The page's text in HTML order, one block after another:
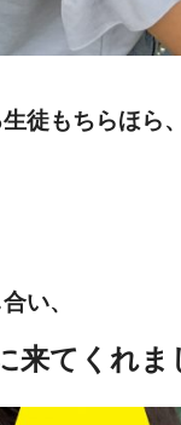
徒もちらほら、
い、
来てくれま